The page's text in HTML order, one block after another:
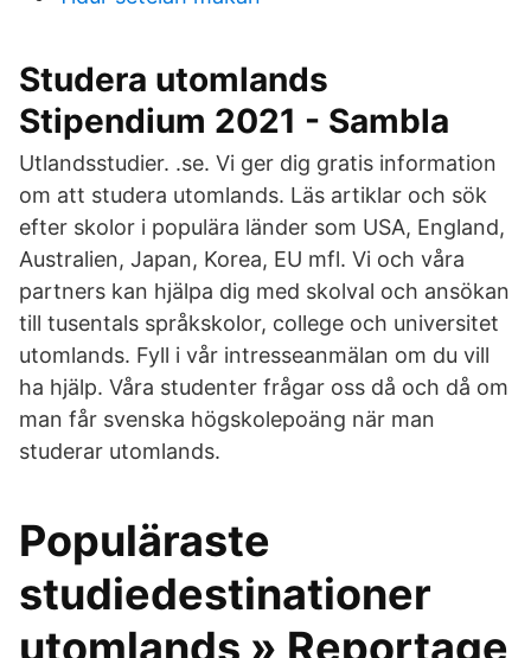
Studera utomlands
Stipendium 2021 - Sambla
Utlandsstudier. .se. Vi ger dig gratis information
om att studera utomlands. Läs artiklar och sök
efter skolor i populära länder som USA, England,
Australien, Japan, Korea, EU mfl. Vi och våra
partners kan hjälpa dig med skolval och ansökan
till tusentals språkskolor, college och universitet
utomlands. Fyll i vår intresseanmälan om du vill
ha hjälp. Våra studenter frågar oss då och då om
man får svenska högskolepoäng när man
studerar utomlands.
Populäraste
studiedestinationer
utomlands » Reportage